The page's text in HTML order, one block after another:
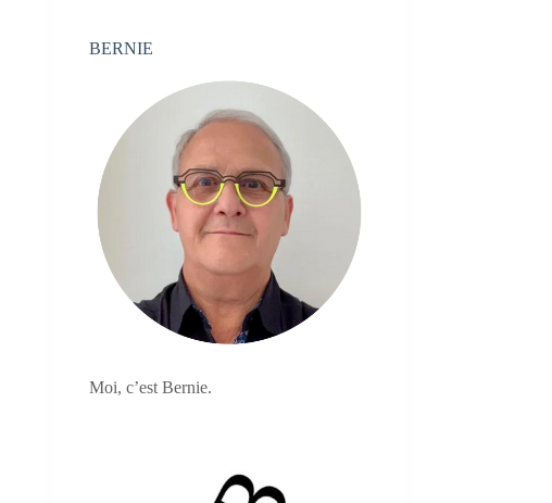
BERNIE
Moi, c’est Bernie.